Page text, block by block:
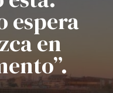
espera
en